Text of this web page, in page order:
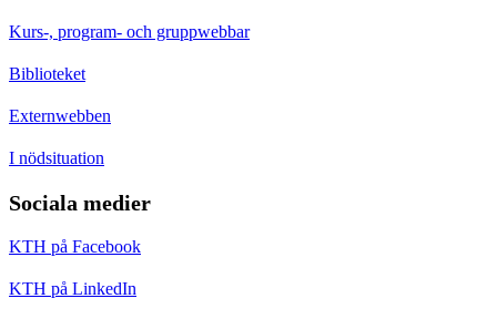
Kurs-, program- och gruppwebbar
Biblioteket
Externwebben
I nödsituation
Sociala medier
KTH på Facebook
KTH på LinkedIn